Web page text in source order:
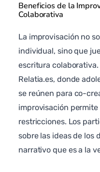
Beneficios de la
Colaborativa
La improvisación no
individual, sino que
escritura
Relatia.es, donde
se reúnen para co-
improvisación
restricciones. Los
sobre las ideas de los
narrativo que es a la